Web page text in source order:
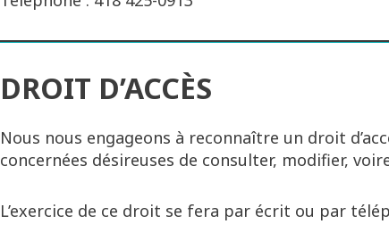
DROIT D’ACCÈS
Nous nous engageons à reconnaître un droit
concernées désireuses de consulter, modifier,
L’exercice de ce droit se fera par écrit ou par